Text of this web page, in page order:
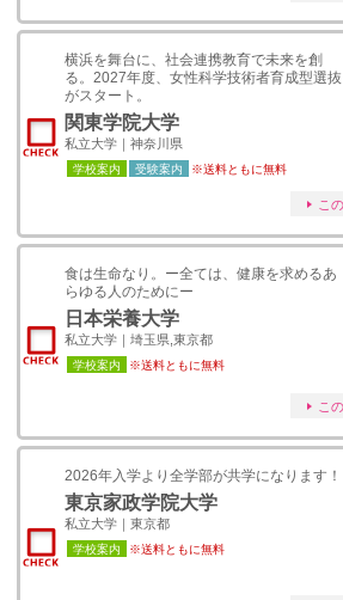
横浜を舞台に、社会連携教育で未来を創
る。2027年度、女性科学技術者育成型選抜
がスタート。
関東学院大学
私立大学｜神奈川県
学校案内 受験案内 ※送料ともに無料
こ
食は生命なり。ー全ては、健康を求めるあ
らゆる人のためにー
日本栄養大学
私立大学｜埼玉県,東京都
学校案内 ※送料ともに無料
こ
2026年入学より全学部が共学になります！
東京家政学院大学
私立大学｜東京都
学校案内 ※送料ともに無料